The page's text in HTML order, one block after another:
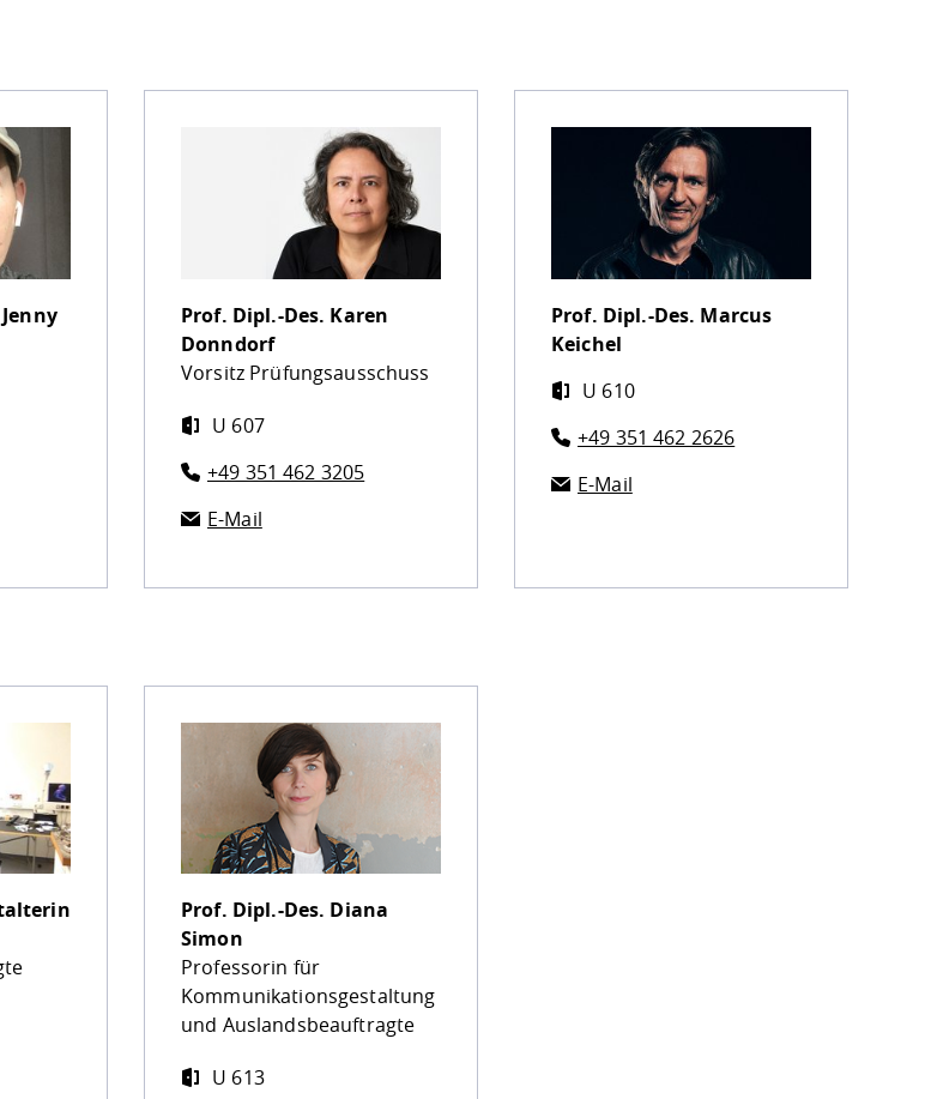
Jenny
Prof. Dipl.-Des. Karen
Donndorf
Vorsitz Prüfungsausschuss
U 607
+49 351 462 3205
E-Mail
Prof. Dipl.-Des. Marcus
Keichel
U 610
+49 351 462 2626
E-Mail
Prof. Dipl.-Des. Diana
Simon
Professorin für
Kommunikationsgestaltung
und Auslandsbeauftragte
U 613